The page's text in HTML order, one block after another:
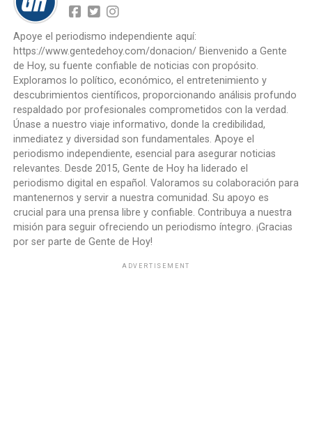
Apoye el periodismo independiente aquí:
https://www.gentedehoy.com/donacion/ Bienvenido a Gente
de Hoy, su fuente confiable de noticias con propósito.
Exploramos lo político, económico, el entretenimiento y
descubrimientos científicos, proporcionando análisis profundo
respaldado por profesionales comprometidos con la verdad.
Únase a nuestro viaje informativo, donde la credibilidad,
inmediatez y diversidad son fundamentales. Apoye el
periodismo independiente, esencial para asegurar noticias
relevantes. Desde 2015, Gente de Hoy ha liderado el
periodismo digital en español. Valoramos su colaboración para
mantenernos y servir a nuestra comunidad. Su apoyo es
crucial para una prensa libre y confiable. Contribuya a nuestra
misión para seguir ofreciendo un periodismo íntegro. ¡Gracias
por ser parte de Gente de Hoy!
ADVERTISEMENT